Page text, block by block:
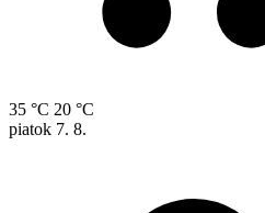
35 °C 20 °C
piatok 7. 8.